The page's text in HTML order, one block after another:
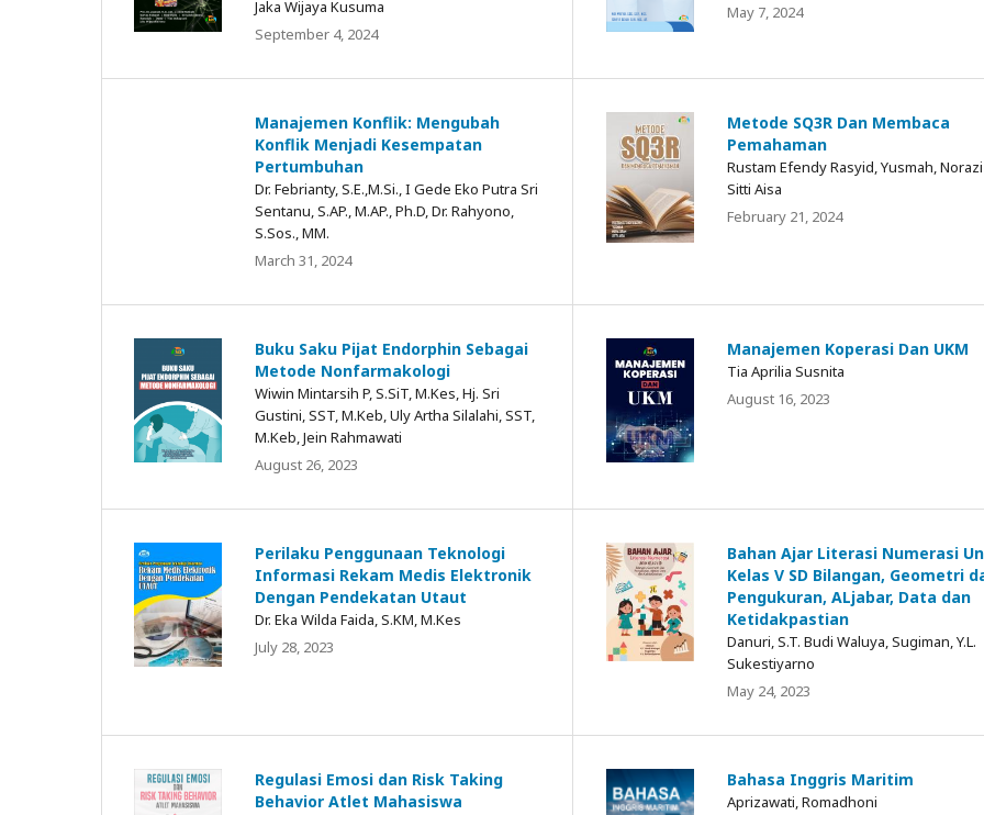
Jaka Wijaya Kusuma
September 4, 2024
May 7, 2024
Manajemen Konflik: Mengubah
Konflik Menjadi Kesempatan
Pertumbuhan
Dr. Febrianty, S.E.,M.Si., I Gede Eko Putra Sri
Sentanu, S.AP., M.AP., Ph.D, Dr. Rahyono,
S.Sos., MM.
March 31, 2024
Metode SQ3R Dan Membaca
Pemahaman
Rustam Efendy Rasyid, Yusmah,
Sitti Aisa
February 21, 2024
Buku Saku Pijat Endorphin Sebagai
Metode Nonfarmakologi
Wiwin Mintarsih P, S.SiT, M.Kes, Hj. Sri
Gustini, SST, M.Keb, Uly Artha Silalahi, SST,
M.Keb, Jein Rahmawati
August 26, 2023
Manajemen Koperasi Dan UKM
Tia Aprilia Susnita
August 16, 2023
Perilaku Penggunaan Teknologi
Informasi Rekam Medis Elektronik
Dengan Pendekatan Utaut
Dr. Eka Wilda Faida, S.KM, M.Kes
July 28, 2023
Bahan Ajar Literasi Numerasi
Kelas V SD Bilangan, Geometri
Pengukuran, ALjabar, Data dan
Ketidakpastian
Danuri, S.T. Budi Waluya, Sugiman, Y.L.
Sukestiyarno
May 24, 2023
Regulasi Emosi dan Risk Taking
Behavior Atlet Mahasiswa
Bahasa Inggris Maritim
Aprizawati, Romadhoni